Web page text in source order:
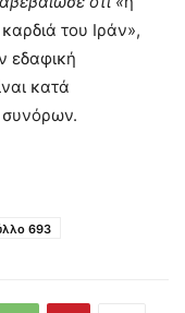
του Ιράν»,
εδαφική
κατά
συνόρων.
693